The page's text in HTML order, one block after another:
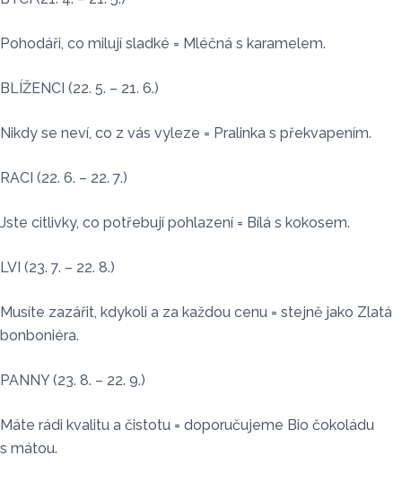
Pohodáři, co milují sladké = Mléčná s karamelem.
BLÍŽENCI (22. 5. – 21. 6.)
Nikdy se neví, co z vás vyleze = Pralinka s překvapením.
RACI (22. 6. – 22. 7.)
Jste citlivky, co potřebují pohlazení = Bílá s kokosem.
LVI (23. 7. – 22. 8.)
Musíte zazářit, kdykoli a za každou cenu = stejně jako Zlatá
bonboniéra.
PANNY (23. 8. – 22. 9.)
Máte rádi kvalitu a čistotu = doporučujeme Bio čokoládu
s mátou.